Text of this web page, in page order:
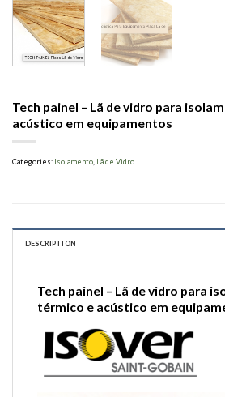
Tech painel – Lã de vidro para
acústico em equipamentos
Categories: Isolamento, Lã de Vidro
DESCRIPTION
Tech painel – Lã de vidro para
térmico e acústico em